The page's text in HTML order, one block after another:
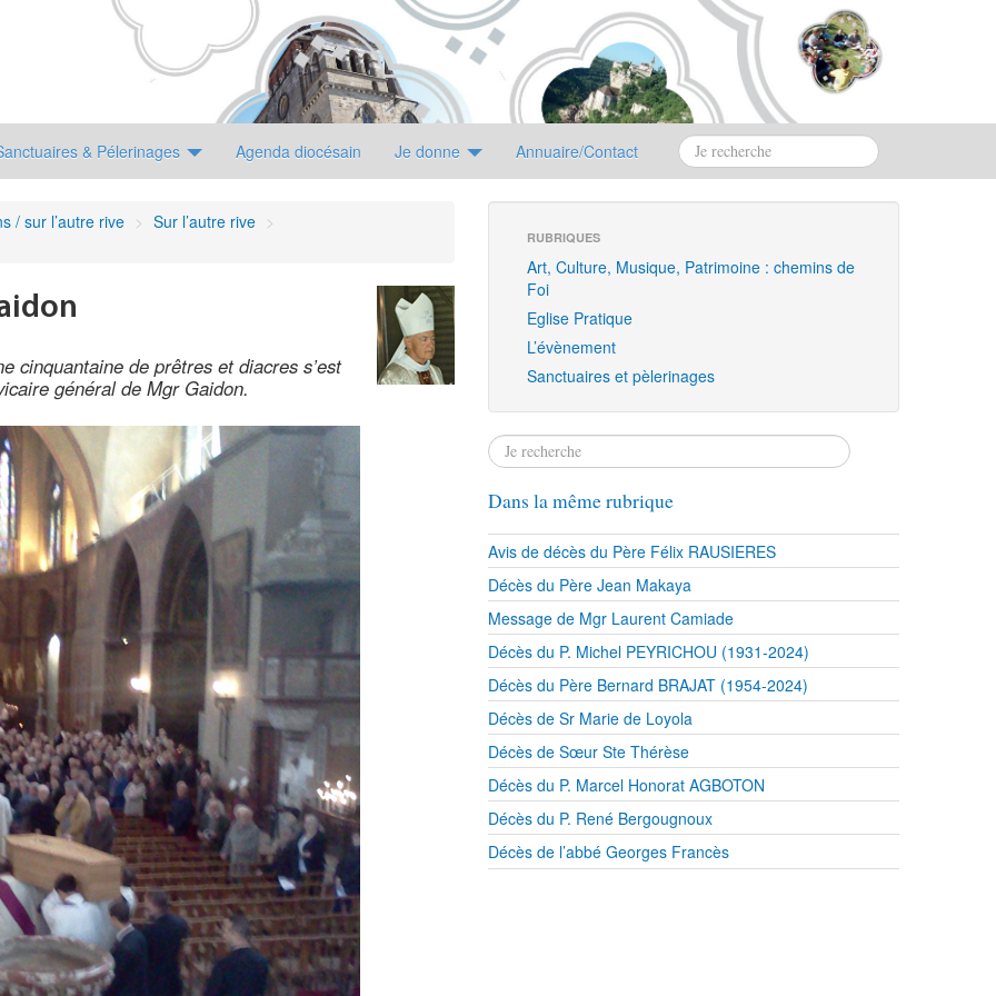
& Pélerinages Agenda diocésain Je donne Annuaire/Contact
/ sur l’autre rive > Sur l’autre rive >
cinquantaine de prêtres et diacres s’est
général de Mgr Gaidon.
RUBRIQUES
Art, Culture, Musique, Patrimoine : chemins de
Foi
Eglise Pratique
L’évènement
Sanctuaires et pèlerinages
Dans la même rubrique
Avis de décès du Père Félix RAUSIERES
Décès du Père Jean Makaya
Message de Mgr Laurent Camiade
Décès du P. Michel PEYRICHOU (1931-2024)
Décès du Père Bernard BRAJAT (1954-2024)
Décès de Sr Marie de Loyola
Décès de Sœur Ste Thérèse
Décès du P. Marcel Honorat AGBOTON
Décès du P. René Bergougnoux
Décès de l’abbé Georges Francès